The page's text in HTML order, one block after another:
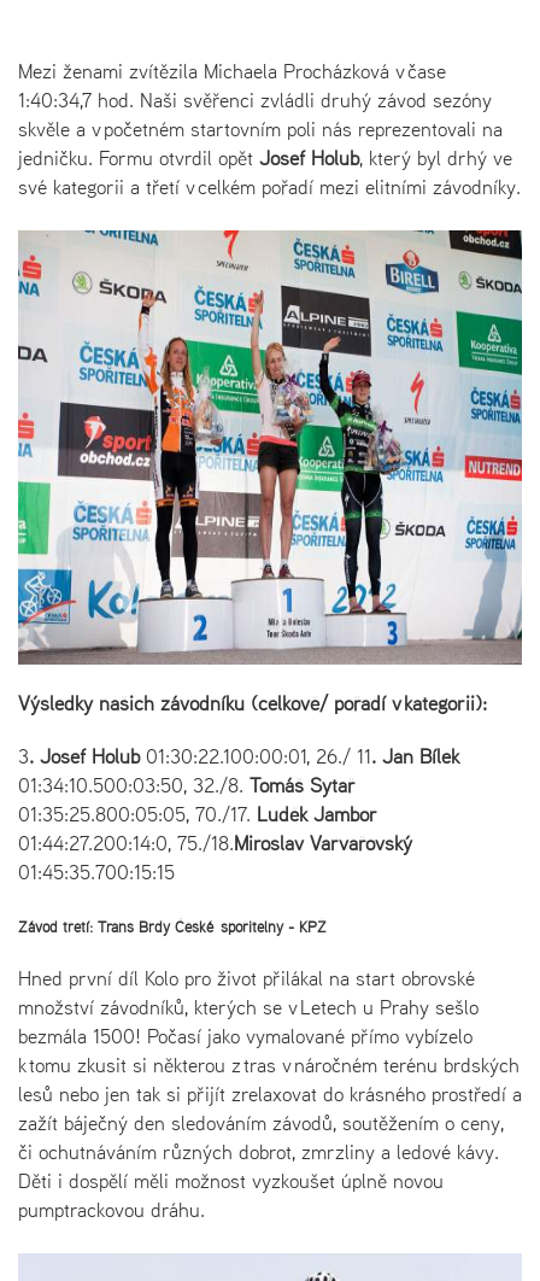
Mezi ženami zvítězila Michaela Procházková v čase
1:40:34,7 hod. Naši svěřenci zvládli druhý závod sezóny
skvěle a v početném startovním poli nás reprezentovali na
jedničku. Formu otvrdil opět Josef Holub, který byl drhý ve
své kategorii a třetí v celkém pořadí mezi elitními závodníky.
Výsledky našich závodníku (celkově/ pořadí v kategorii):
3. Josef Holub01:30:22.100:00:01, 26./ 11. Jan Bílek
01:34:10.500:03:50, 32./8. Tomáš Sytař
01:35:25.800:05:05, 70./17. Luděk Jambor
01:44:27.200:14:0, 75./18.Miroslav Varvařovský
01:45:35.700:15:15
Závod třetí: Trans Brdy České spořitelny - KPŽ
Hned první díl Kolo pro život přilákal na start obrovské
množství závodníků, kterých se v Letech u Prahy sešlo
bezmála 1500! Počasí jako vymalované přímo vybízelo
k tomu zkusit si některou z tras v náročném terénu brdských
lesů nebo jen tak si přijít zrelaxovat do krásného prostředí a
zažít báječný den sledováním závodů, soutěžením o ceny,
či ochutnáváním různých dobrot, zmrzliny a ledové kávy.
Děti i dospělí měli možnost vyzkoušet úplně novou
pumptrackovou dráhu.